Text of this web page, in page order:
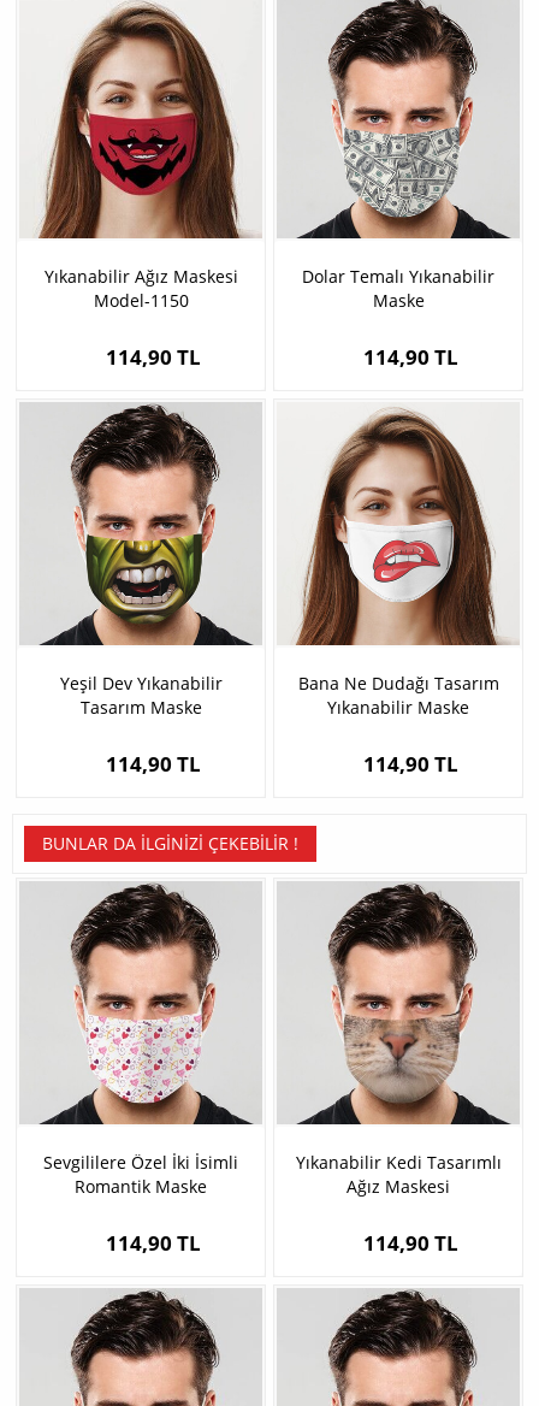
Yıkanabilir Ağız Maskesi
Model-1150
114,90 TL
Dolar Temalı Yıkanabilir
Maske
114,90 TL
Yeşil Dev Yıkanabilir
Tasarım Maske
114,90 TL
Bana Ne Dudağı Tasarım
Yıkanabilir Maske
114,90 TL
BUNLAR DA İLGINIZI ÇEKEBILIR !
Sevgililere Özel İki İsimli
Romantik Maske
114,90 TL
Yıkanabilir Kedi Tasarımlı
Ağız Maskesi
114,90 TL